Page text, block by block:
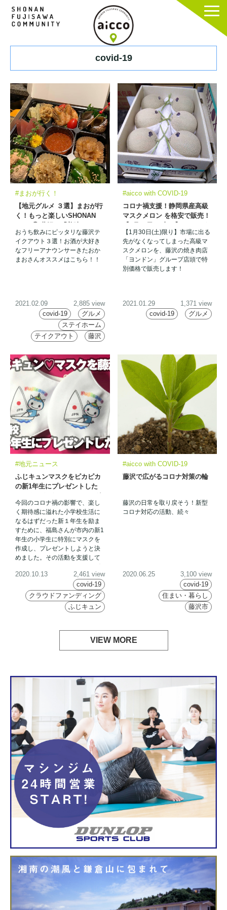
covid-19
#まおが行く！
【地元グルメ ３選】まおが行
く！もっと楽しいSHONAN
LIFE ⑦ 藤沢の「美味しいお
酒とかなり合う！！心踊るテ
イクアウト」
おうち飲みにピッタリな藤沢テ
イクアウト３選！お酒が大好き
なフリーアナウンサーきたおか
まおさんオススメはこちら！！
2021.02.09
2,885 view
covid-19
グルメ
ステイホーム
テイクアウト
藤沢
#aicco with COVID-19
コロナ禍支援！静岡県産高級
マスクメロン を格安で販売！
【1月30日 （土）】 ヨンド
ングループ
【1月30日(土)限り】市場に出る
先がなくなってしまった高級マ
スクメロンを、藤沢の焼き肉店
「ヨンドン」グループ店頭で特
別価格で販売します！
2021.01.29
1,371 view
covid-19
グルメ
#地元ニュース
ふじキュンマスクをピカピカ
の新1年生にプレゼントした
開始！
今回のコロナ禍の影響で、楽し
く期待感に溢れた小学校生活に
なるはずだった新１年生を励ま
すために、福島さんが市内の新1
年生の小学生に特別にマスクを
作成し、プレゼントしようと決
めました。その活動を支援して
を募っています。
2020.10.13
2,461 view
covid-19
クラウドファンディング
ふじキュン
#aicco with COVID-19
藤沢で広がるコロナ対策の輪
藤沢の日常を取り戻そう！新型
コロナ対応の活動、続々
2020.06.25
3,100 view
covid-19
住まい・暮らし
藤沢市
VIEW MORE